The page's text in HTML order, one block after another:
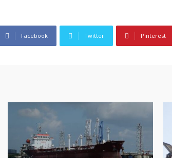
Facebook Twitter Pinterest